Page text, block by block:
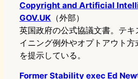
Copyright and Artificial
GOV.UK （外部）
英国政府の公式協議文書。テキ
イニング例外やオプトアウト方
を提示している。
Former Stability exec Ed